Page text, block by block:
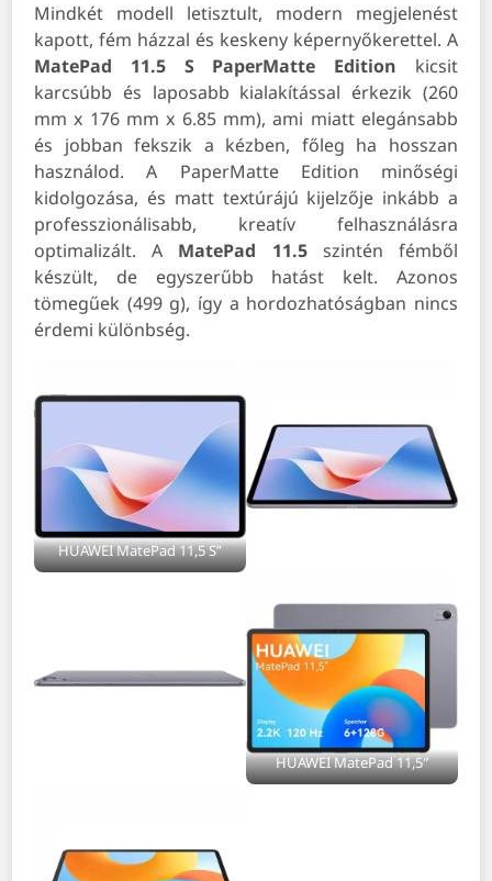
Mindkét modell letisztult, modern megjelenést
kapott, fém házzal és keskeny képernyőkerettel. A
MatePad 11.5 S
PaperMatte Edition kicsit
karcsúbb és laposabb kialakítással érkezik (260
mm x 176 mm x 6.85 mm), ami miatt elegánsabb
és jobban fekszik a kézben, főleg ha hosszan
használod. A PaperMatte Edition minőségi
kidolgozása, és matt textúrájú kijelzője inkább a
professzionálisabb, kreatív felhasználásra
optimalizált. A MatePad 11.5 szintén fémből
készült, de egyszerűbb hatást kelt. Azonos
tömegűek (499 g), így a hordozhatóságban nincs
érdemi különbség.
HUAWEI MatePad 11,5 S”
HUAWEI MatePad 11,5″